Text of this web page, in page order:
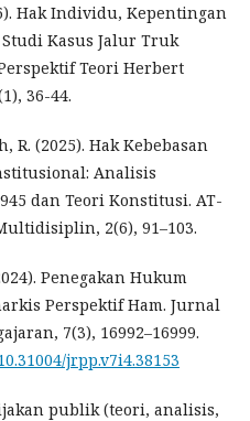
Hak Individu, Kepentingan
Kasus Jalur Truk
Teori Herbert
36-44.
R. (2025). Hak Kebebasan
Analisis
dan Teori Konstitusi. AT-
2(6), 91–103.
Penegakan Hukum
Perspektif Ham. Jurnal
7(3), 16992–16999.
jrpp.v7i4.38153
publik (teori, analisis,